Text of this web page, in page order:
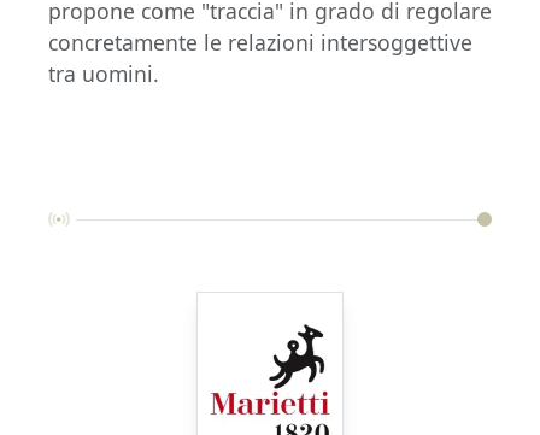
propone come "traccia" in grado di regolare
concretamente le relazioni intersoggettive
tra uomini.